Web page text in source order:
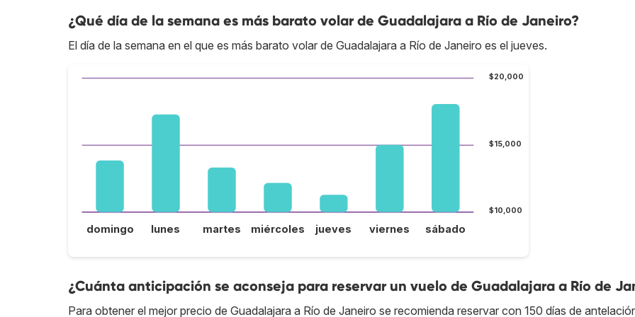
¿Qué día de la semana es más barato volar de Guadalajara a Río de Janeiro?
El día de la semana en el que es más barato volar de Guadalajara a Río de Janeiro es el jueves.
$10,000
$15,000
$20,000
domingo lunes martes miércoles jueves viernes sábado
¿Cuánta anticipación se aconseja para reservar un vuelo de Guadalajara a Río de
Para obtener el mejor precio de Guadalajara a Río de Janeiro se recomienda reservar con 150 días de